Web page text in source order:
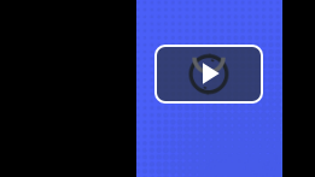
Play